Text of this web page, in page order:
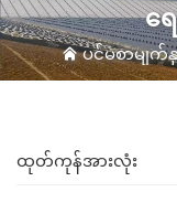
ရ
ပင်မစာမျက်
ထုတ်ကုန်အားလုံး